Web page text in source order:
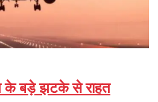
के बड़े झटके से राहत